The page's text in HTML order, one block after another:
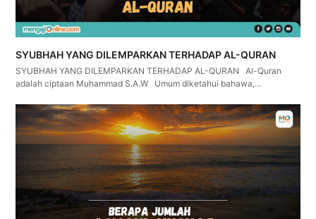
SYUBHAH YANG DILEMPARKAN TERHADAP AL-QURAN
SYUBHAH YANG DILEMPARKAN TERHADAP AL-QURAN Al-Quran
adalah ciptaan Muhammad S.A.W Umum diketahui bahawa,…